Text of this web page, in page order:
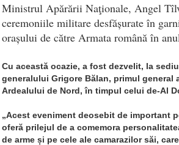
Ministrul Apărării Naţionale, Angel
ceremoniile militare desfășurate în
orașului de către Armata română în
Cu această ocazie, a fost dezvelit, la
generalului Grigore Bălan, primul general
Ardealului de Nord, în timpul celui de-Al
„Acest eveniment deosebit de important
oferă prilejul de a comemora
de arme și pe cele ale camarazilor săi,